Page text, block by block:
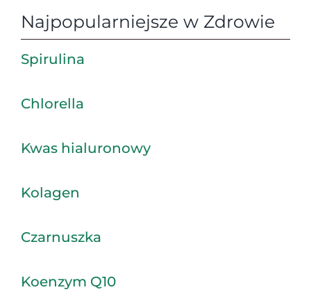
Najpopularniejsze w Zdrowie
Spirulina
Chlorella
Kwas hialuronowy
Kolagen
Czarnuszka
Koenzym Q10